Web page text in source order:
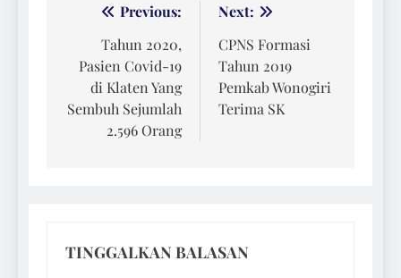
NavigasiPrevious:
Tahun 2020,
Pasien Covid-19
di Klaten Yang
Sembuh Sejumlah
2.596 Orang
Next:
CPNS Formasi
Tahun 2019
Pemkab Wonogiri
Terima SK
TINGGALKAN BALASAN